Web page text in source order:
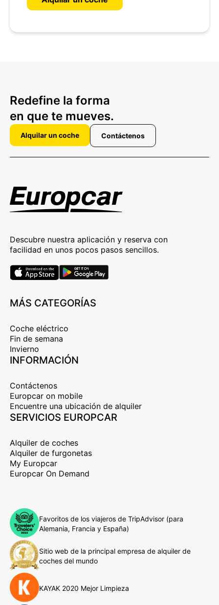
Redefine la forma
en que te mueves.
Alquilar un coche Contáctenos
Descubre nuestra aplicación y reserva con
facilidad en unos pocos pasos sencillos.
MÁS CATEGORÍAS
Coche eléctrico
Fin de semana
Invierno
INFORMACIÓN
Contáctenos
Europcar on mobile
Encuentre una ubicación de alquiler
SERVICIOS EUROPCAR
Alquiler de coches
Alquiler de furgonetas
My Europcar
Europcar On Demand
Favoritos de los viajeros de TripAdvisor (para
Alemania, Francia y España)
Sitio web de la principal empresa de alquiler de
coches del mundo
KAYAK 2020 Mejor Limpieza